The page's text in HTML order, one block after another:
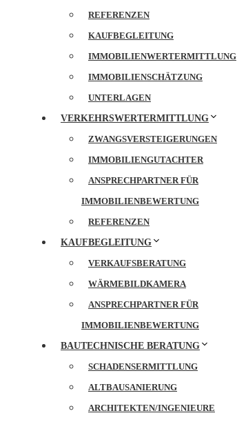
REFERENZEN
KAUFBEGLEITUNG
IMMOBILIENWERTERMITTLUNG
IMMOBILIENSCHÄTZUNG
UNTERLAGEN
VERKEHRSWERTERMITTLUNG
ZWANGSVERSTEIGERUNGEN
IMMOBILIENGUTACHTER
ANSPRECHPARTNER FÜR
IMMOBILIENBEWERTUNG
REFERENZEN
KAUFBEGLEITUNG
VERKAUFSBERATUNG
WÄRMEBILDKAMERA
ANSPRECHPARTNER FÜR
IMMOBILIENBEWERTUNG
BAUTECHNISCHE BERATUNG
SCHADENSERMITTLUNG
ALTBAUSANIERUNG
ARCHITEKTEN/INGENIEURE